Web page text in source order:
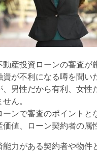
動産投資ローンの審査が
資が不利になる噂を聞い
男性だから有利、女性
ん。
ーンで審査のポイントと
値、ローン契約者の属
力がある契約者や物件